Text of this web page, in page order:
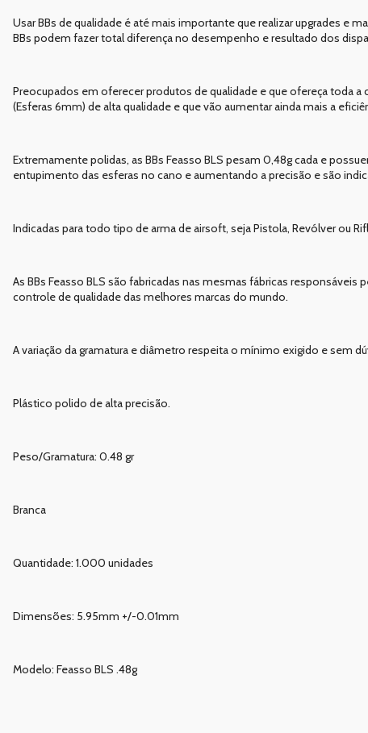
Usar BBs de qualidade é até mais importante que realizar upgrades e
BBs podem fazer total diferença no desempenho e resultado dos
Preocupados em oferecer produtos de qualidade e que ofereça toda
(Esferas 6mm) de alta qualidade e que vão aumentar ainda mais a
Extremamente polidas, as BBs Feasso BLS pesam 0,48g cada e
entupimento das esferas no cano e aumentando a precisão e são
Indicadas para todo tipo de arma de airsoft, seja Pistola, Revólver ou
As BBs Feasso BLS são fabricadas nas mesmas fábricas responsáveis
controle de qualidade das melhores marcas do mundo.
A variação da gramatura e diâmetro respeita o mínimo exigido e sem
Plástico polido de alta precisão.
Peso/Gramatura: 0.48 gr
Branca
Quantidade: 1.000 unidades
Dimensões: 5.95mm +/-0.01mm
Modelo: Feasso BLS .48g